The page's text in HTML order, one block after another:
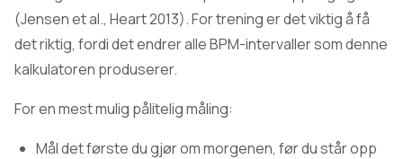
(Jensen et al., Heart 2013). For trening er det viktig å få
det riktig, fordi det endrer alle BPM-intervaller som denne
kalkulatoren produserer.
For en mest mulig pålitelig måling:
Mål det første du gjør om morgenen, før du står opp